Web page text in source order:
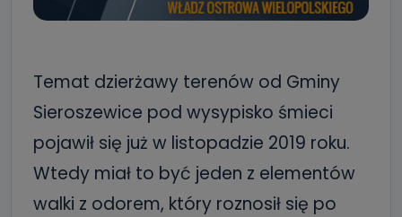
Temat dzierżawy terenów od Gminy
Sieroszewice pod wysypisko śmieci
pojawił się już w listopadzie 2019 roku.
Wtedy miał to być jeden z elementów
walki z odorem, który roznosił się po